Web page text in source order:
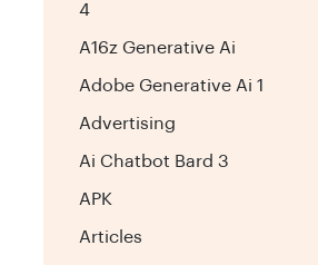
4
A16z Generative Ai
Adobe Generative Ai 1
Advertising
Ai Chatbot Bard 3
APK
Articles